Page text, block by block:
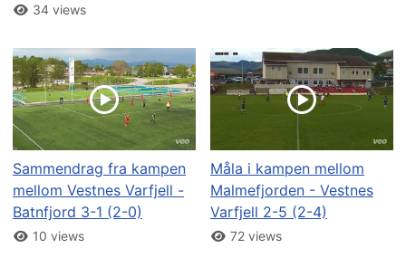
34 views
Sammendrag fra kampen
mellom Vestnes Varfjell -
Batnfjord 3-1 (2-0)
10 views
Måla i kampen mellom
Malmefjorden - Vestnes
Varfjell 2-5 (2-4)
72 views